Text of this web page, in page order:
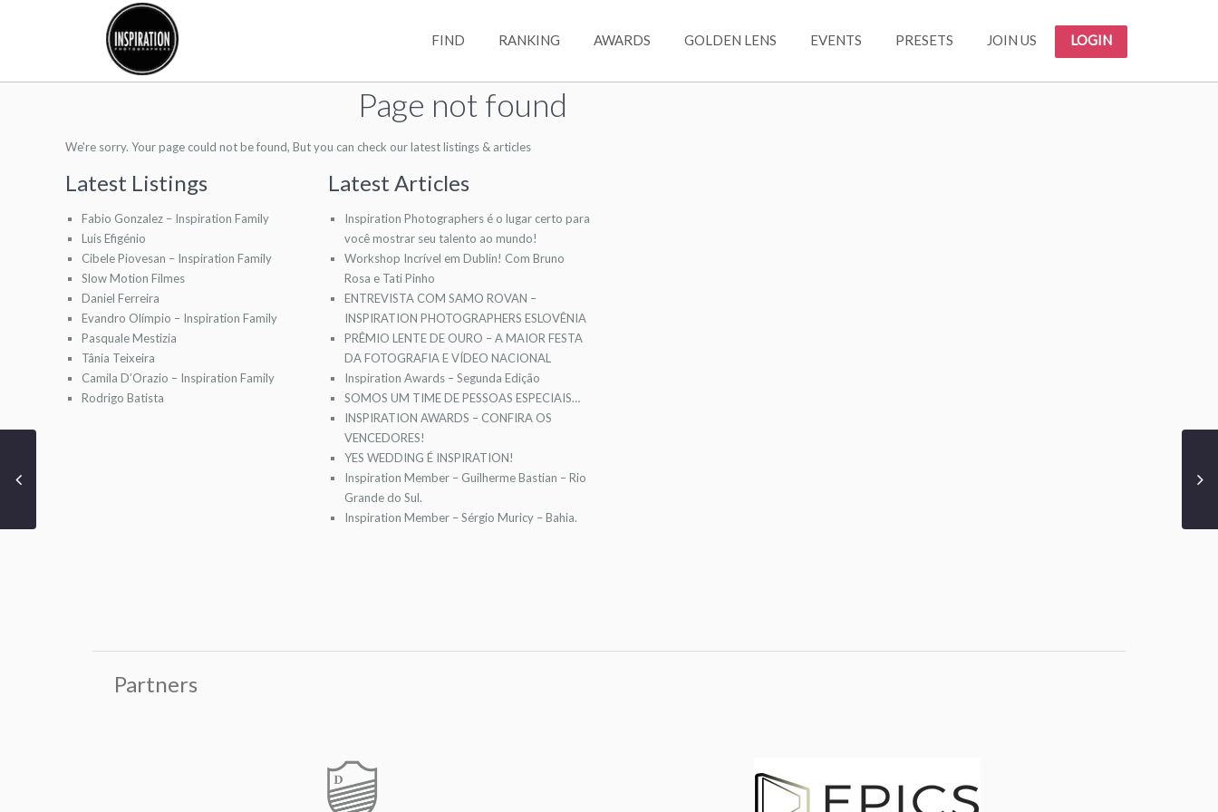
FIND RANKING AWARDS GOLDEN LENS EVENTS PRESETS JOIN US LOGIN
Page not found
We're sorry. Your page could not be found, But you can check our latest listings & articles
Latest Listings
Fabio Gonzalez – Inspiration Family
Luis Efigénio
Cibele Piovesan – Inspiration Family
Slow Motion Filmes
Daniel Ferreira
Evandro Olímpio – Inspiration Family
Pasquale Mestizia
Tânia Teixeira
Camila D’Orazio – Inspiration Family
Rodrigo Batista
Latest Articles
Inspiration Photographers é o lugar certo para
você mostrar seu talento ao mundo!
Workshop Incrível em Dublin! Com Bruno
Rosa e Tati Pinho
ENTREVISTA COM SAMO ROVAN –
INSPIRATION PHOTOGRAPHERS ESLOVÊNIA
PRÊMIO LENTE DE OURO – A MAIOR FESTA
DA FOTOGRAFIA E VÍDEO NACIONAL
Inspiration Awards – Segunda Edição
SOMOS UM TIME DE PESSOAS ESPECIAIS…
INSPIRATION AWARDS – CONFIRA OS
VENCEDORES!
YES WEDDING É INSPIRATION!
Inspiration Member – Guilherme Bastian – Rio
Grande do Sul.
Inspiration Member – Sérgio Muricy – Bahia.